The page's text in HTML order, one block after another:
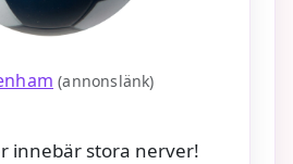
(annonslänk)
innebär stora nerver!